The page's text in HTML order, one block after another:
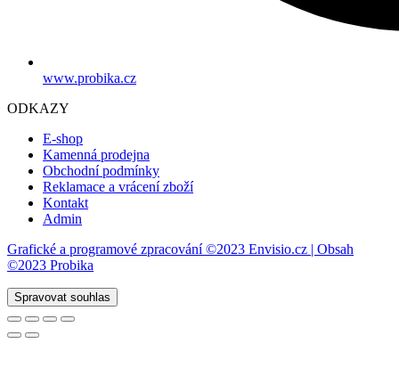
www.probika.cz
ODKAZY
E-shop
Kamenná prodejna
Obchodní podmínky
Reklamace a vrácení zboží
Kontakt
Admin
Grafické a programové zpracování ©2023 Envisio.cz | Obsah
©2023 Probika
Spravovat souhlas